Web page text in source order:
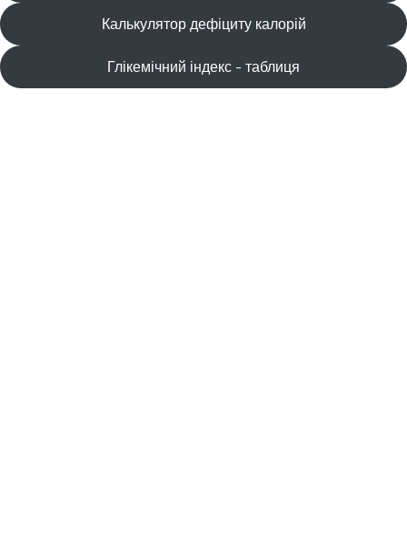
Калькулятор дефіциту калорій
Глікемічний індекс - таблиця